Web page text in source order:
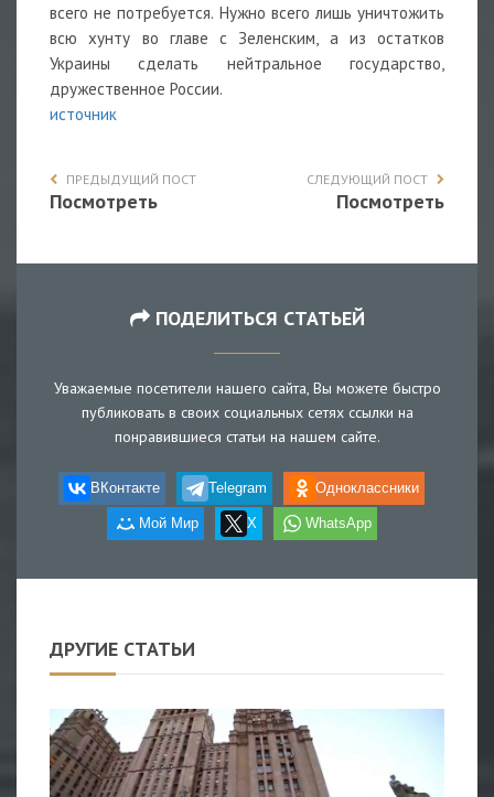
всего не потребуется. Нужно всего лишь уничтожить
всю хунту во главе с Зеленским, а из остатков
Украины сделать нейтральное государство,
дружественное России.
источник
ПРЕДЫДУЩИЙ ПОСТ
Посмотреть
СЛЕДУЮЩИЙ ПОСТ
Посмотреть
ПОДЕЛИТЬСЯ СТАТЬЕЙ
Уважаемые посетители нашего сайта, Вы можете быстро
публиковать в своих социальных сетях ссылки на
понравившиеся статьи на нашем сайте.
ВКонтакте Telegram Одноклассники
Мой Мир X WhatsApp
ДРУГИЕ СТАТЬИ